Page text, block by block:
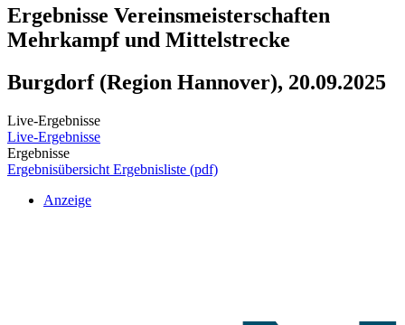
Ergebnisse Vereinsmeisterschaften
Mehrkampf und Mittelstrecke
Burgdorf (Region Hannover), 20.09.2025
Live-Ergebnisse
Live-Ergebnisse
Ergebnisse
Ergebnisübersicht Ergebnisliste (pdf)
Anzeige